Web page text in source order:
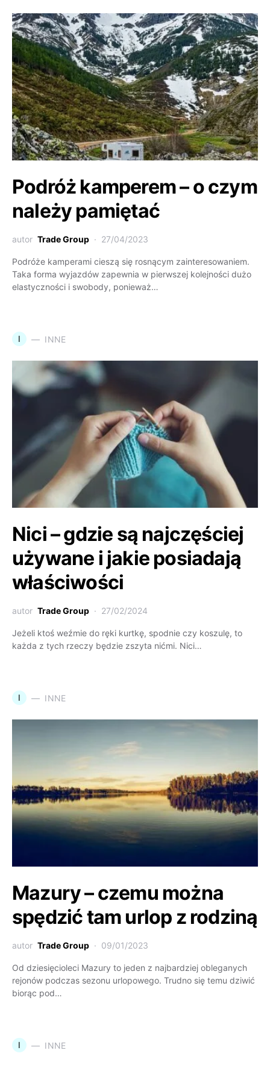
Podróż kamperem – o czym
należy pamiętać
autor Trade Group 27/04/2023
Podróże kamperami cieszą się rosnącym zainteresowaniem.
Taka forma wyjazdów zapewnia w pierwszej kolejności dużo
elastyczności i swobody, ponieważ…
I INNE
Nici – gdzie są najczęściej
używane i jakie posiadają
właściwości
autor Trade Group 27/02/2024
Jeżeli ktoś weźmie do ręki kurtkę, spodnie czy koszulę, to
każda z tych rzeczy będzie zszyta nićmi. Nici…
I INNE
Mazury – czemu można
spędzić tam urlop z rodziną
autor Trade Group 09/01/2023
Od dziesięcioleci Mazury to jeden z najbardziej obleganych
rejonów podczas sezonu urlopowego. Trudno się temu dziwić
biorąc pod…
I INNE